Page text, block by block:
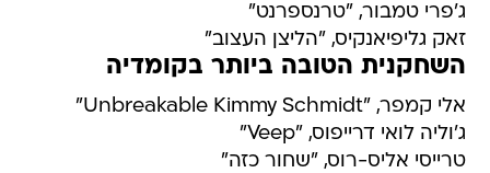
ג'פרי טמבור, "טרנספרנט"
זאק גליפיאנקיס, "הליצן העצוב"
השחקנית הטובה ביותר בקומדיה
אלי קמפר, "Unbreakable Kimmy Schmidt"
ג'וליה לואי דרייפוס, "Veep"
טרייסי אליס-רוס, "שחור כזה"